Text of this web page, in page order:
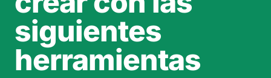
siguientes
herramientas